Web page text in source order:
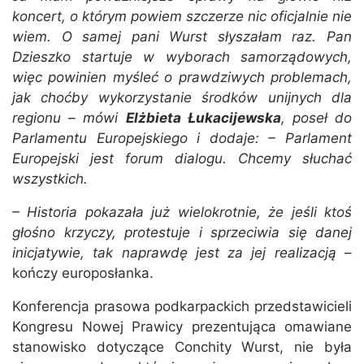
koncert, o którym powiem szczerze nic oficjalnie nie
wiem. O samej pani Wurst słyszałam raz. Pan
Dzieszko startuje w wyborach samorządowych,
więc powinien myśleć o prawdziwych problemach,
jak choćby wykorzystanie środków unijnych dla
regionu – mówi Elżbieta Łukacijewska, poseł do
Parlamentu Europejskiego i dodaje: – Parlament
Europejski jest forum dialogu. Chcemy słuchać
wszystkich.
– Historia pokazała już wielokrotnie, że jeśli ktoś
głośno krzyczy, protestuje i sprzeciwia się danej
inicjatywie, tak naprawdę jest za jej realizacją –
kończy europosłanka.
Konferencja prasowa podkarpackich przedstawicieli
Kongresu Nowej Prawicy prezentująca omawiane
stanowisko dotyczące Conchity Wurst, nie była